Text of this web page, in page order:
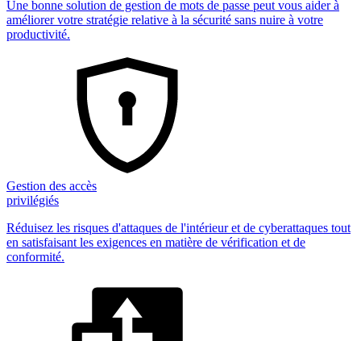
Une bonne solution de gestion de mots de passe peut vous aider à
améliorer votre stratégie relative à la sécurité sans nuire à votre
productivité.
Gestion des accès
privilégiés
Réduisez les risques d'attaques de l'intérieur et de cyberattaques tout
en satisfaisant les exigences en matière de vérification et de
conformité.